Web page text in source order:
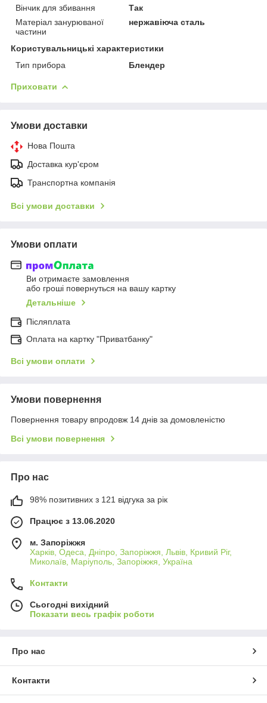
Вінчик для збивання
Так
Матеріал занурюваної
частини
нержавіюча сталь
Користувальницькі характеристики
Тип прибора
Блендер
Приховати
Умови доставки
Нова Пошта
Доставка кур'єром
Транспортна компанія
Всі умови доставки
Умови оплати
Ви отримаєте замовлення
або гроші повернуться на вашу картку
Детальніше
Післяплата
Оплата на картку "Приватбанку"
Всі умови оплати
Умови повернення
Повернення товару впродовж 14 днів за домовленістю
Всі умови повернення
Про нас
98% позитивних з 121 відгука за рік
Працює з 13.06.2020
м. Запоріжжя
Харків, Одеса, Дніпро, Запоріжжя, Львів, Кривий Ріг,
Миколаїв, Маріуполь, Запоріжжя, Україна
Контакти
Сьогодні вихідний
Показати весь графік роботи
Про нас
Контакти